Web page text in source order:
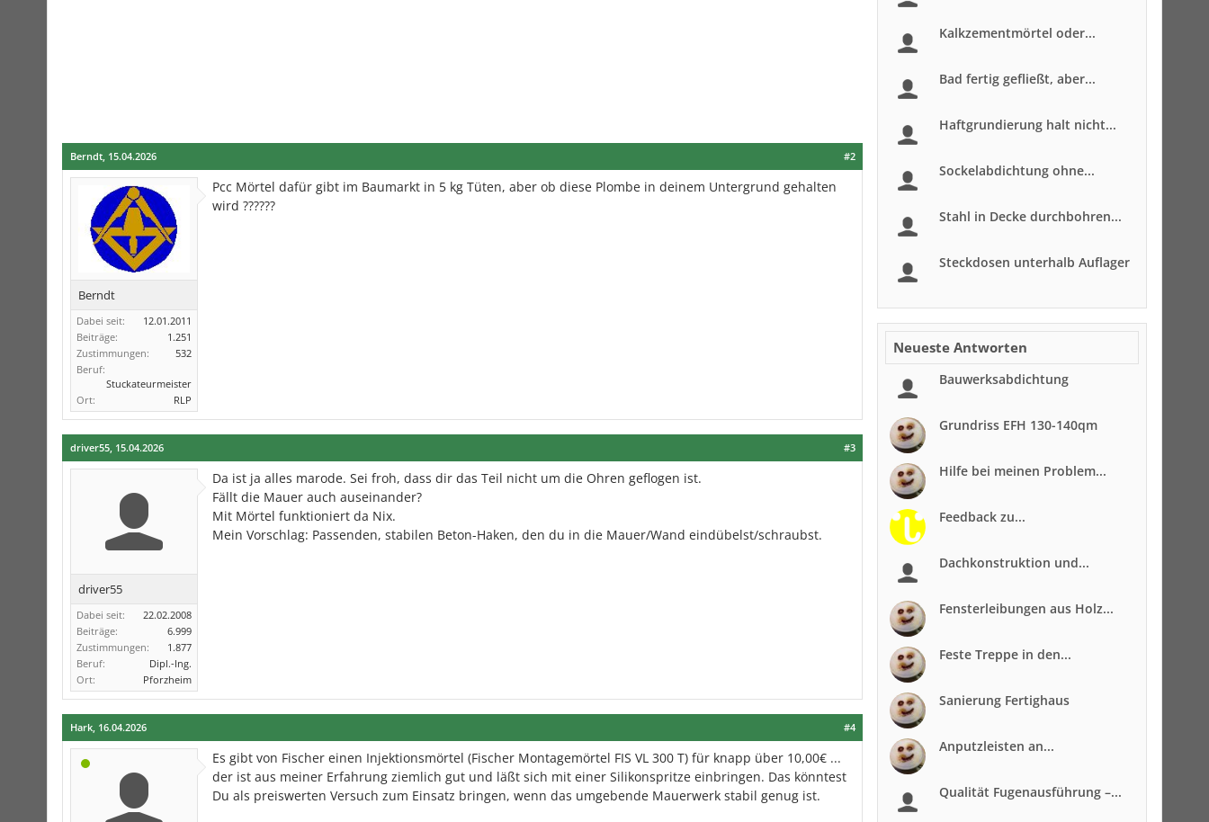
#2
Berndt, 15.04.2026
Berndt
Dabei seit:
12.01.2011
Beiträge:
1.251
Zustimmungen:
532
Beruf:
Stuckateurmeister
Ort:
RLP
Pcc Mörtel dafür gibt im Baumarkt in 5 kg Tüten, aber ob diese Plombe in deinem Untergrund gehalten
wird ??????
#3
driver55, 15.04.2026
driver55
Dabei seit:
22.02.2008
Beiträge:
6.999
Zustimmungen:
1.877
Beruf:
Dipl.-Ing.
Ort:
Pforzheim
Da ist ja alles marode. Sei froh, dass dir das Teil nicht um die Ohren geflogen ist.
Fällt die Mauer auch auseinander?
Mit Mörtel funktioniert da Nix.
Mein Vorschlag: Passenden, stabilen Beton-Haken, den du in die Mauer/Wand eindübelst/schraubst.
#4
Hark, 16.04.2026
Es gibt von Fischer einen Injektionsmörtel (Fischer Montagemörtel FIS VL 300 T) für knapp über 10,00€ ...
der ist aus meiner Erfahrung ziemlich gut und läßt sich mit einer Silikonspritze einbringen. Das könntest
Du als preiswerten Versuch zum Einsatz bringen, wenn das umgebende Mauerwerk stabil genug ist.
Kalkzementmörtel oder...
Bad fertig gefließt, aber...
Haftgrundierung halt nicht...
Sockelabdichtung ohne...
Stahl in Decke durchbohren...
Steckdosen unterhalb Auflager
Neueste Antworten
Bauwerksabdichtung
Grundriss EFH 130-140qm
Hilfe bei meinen Problem...
Feedback zu...
Dachkonstruktion und...
Fensterleibungen aus Holz...
Feste Treppe in den...
Sanierung Fertighaus
Anputzleisten an...
Qualität Fugenausführung –...